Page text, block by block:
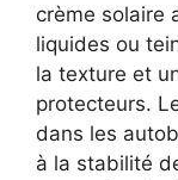
crème solaire
liquides ou
la texture et
protecteurs.
dans les
à la stabilité